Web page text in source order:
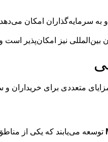
به سرمایه‌گذاران امکان
بین‌المللی نیز امکان‌پذیر
متعددی برای خریداران و
توسعه می‌یابند که یکی از